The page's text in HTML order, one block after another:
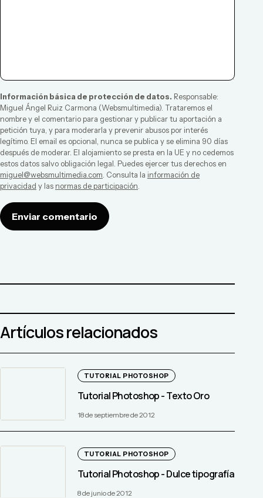
Información básica de protección de datos. Responsable:
Miguel Ángel Ruiz Carmona (Websmultimedia). Trataremos el
nombre y el comentario para gestionar y publicar tu aportación a
petición tuya, y para moderarla y prevenir abusos por interés
legítimo. El email es opcional, nunca se publica y se elimina 90 días
después de moderar. El alojamiento se presta en la UE y no cedemos
estos datos salvo obligación legal. Puedes ejercer tus derechos en
miguel@websmultimedia.com. Consulta la información de
privacidad y las normas de participación.
Enviar comentario
Artículos relacionados
TUTORIAL PHOTOSHOP
Tutorial Photoshop - Texto Oro
18 de septiembre de 2012
TUTORIAL PHOTOSHOP
Tutorial Photoshop - Dulce tipografía
8 de junio de 2012